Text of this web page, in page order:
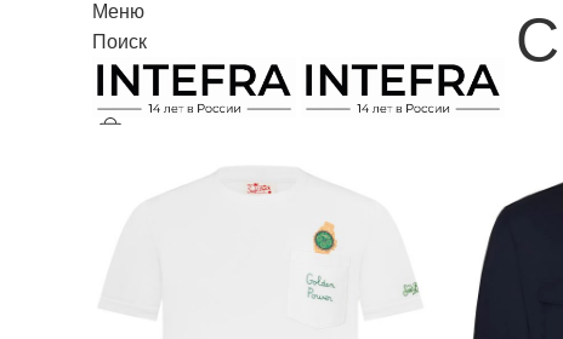
Меню
Поиск